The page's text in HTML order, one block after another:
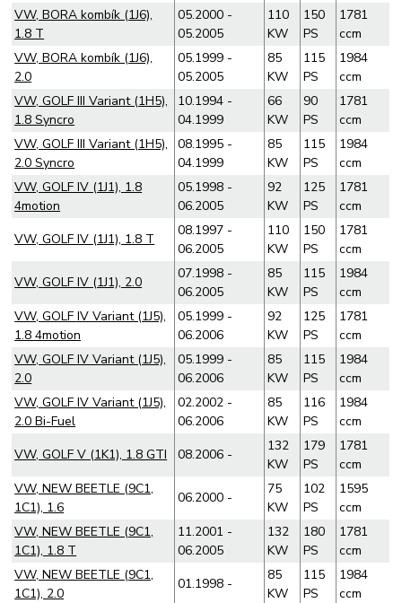
VW, BORA kombík (1J6),
1.8 T
05.2000 -
05.2005
110
KW
150
PS
1781
ccm
VW, BORA kombík (1J6),
2.0
05.1999 -
05.2005
85
KW
115
PS
1984
ccm
VW, GOLF III Variant (1H5),
1.8 Syncro
10.1994 -
04.1999
66
KW
90
PS
1781
ccm
VW, GOLF III Variant (1H5),
2.0 Syncro
08.1995 -
04.1999
85
KW
115
PS
1984
ccm
VW, GOLF IV (1J1), 1.8
4motion
05.1998 -
06.2005
92
KW
125
PS
1781
ccm
VW, GOLF IV (1J1), 1.8 T
08.1997 -
06.2005
110
KW
150
PS
1781
ccm
VW, GOLF IV (1J1), 2.0
07.1998 -
06.2005
85
KW
115
PS
1984
ccm
VW, GOLF IV Variant (1J5),
1.8 4motion
05.1999 -
06.2006
92
KW
125
PS
1781
ccm
VW, GOLF IV Variant (1J5),
2.0
05.1999 -
06.2006
85
KW
115
PS
1984
ccm
VW, GOLF IV Variant (1J5),
2.0 Bi-Fuel
02.2002 -
06.2006
85
KW
116
PS
1984
ccm
VW, GOLF V (1K1), 1.8 GTI
08.2006 -
132
KW
179
PS
1781
ccm
VW, NEW BEETLE (9C1,
1C1), 1.6
06.2000 -
75
KW
102
PS
1595
ccm
VW, NEW BEETLE (9C1,
1C1), 1.8 T
11.2001 -
06.2005
132
KW
180
PS
1781
ccm
VW, NEW BEETLE (9C1,
1C1), 2.0
01.1998 -
85
KW
115
PS
1984
ccm